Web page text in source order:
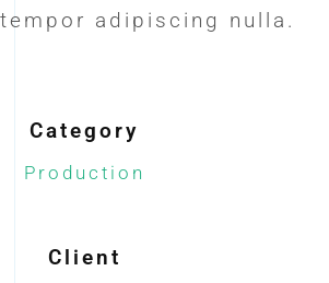
adipiscing nulla.
Category
Production
Client